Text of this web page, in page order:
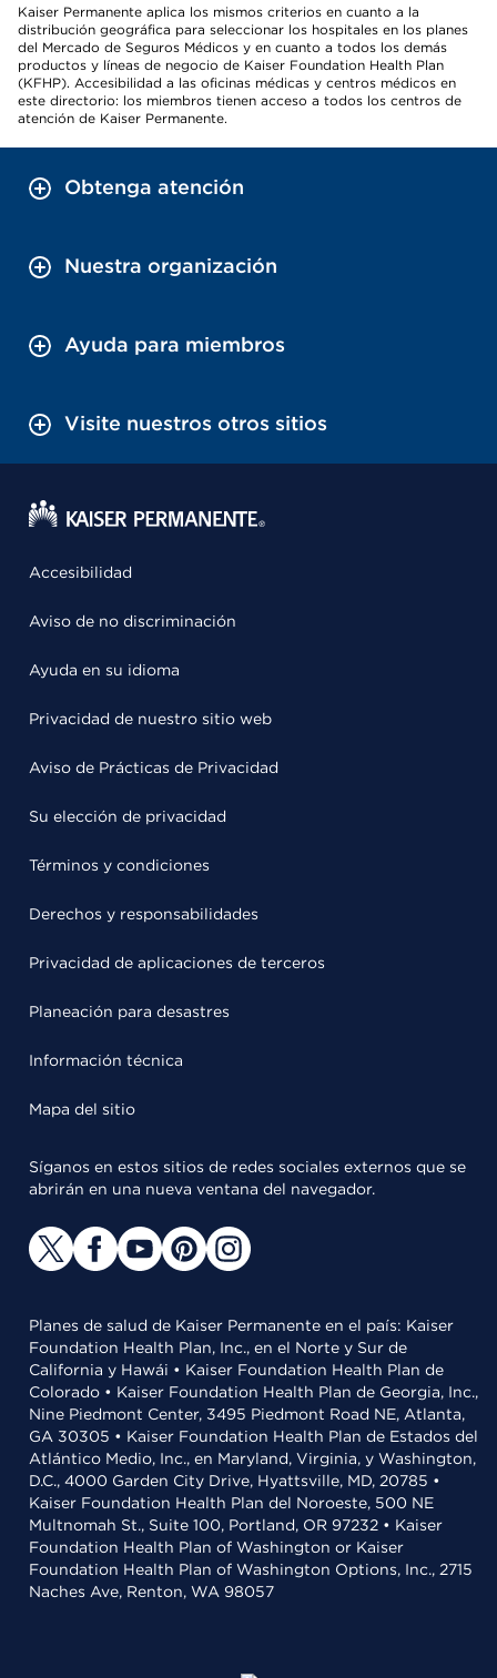
Kaiser Permanente aplica los mismos criterios en cuanto a la
distribución geográfica para seleccionar los hospitales en los planes
del Mercado de Seguros Médicos y en cuanto a todos los demás
productos y líneas de negocio de Kaiser Foundation Health Plan
(KFHP). Accesibilidad a las oficinas médicas y centros médicos en
este directorio: los miembros tienen acceso a todos los centros de
atención de Kaiser Permanente.
Obtenga atención
Nuestra organización
Ayuda para miembros
Visite nuestros otros sitios
Accesibilidad
Aviso de no discriminación
Ayuda en su idioma
Privacidad de nuestro sitio web
Aviso de Prácticas de Privacidad
Su elección de privacidad
Términos y condiciones
Derechos y responsabilidades
Privacidad de aplicaciones de terceros
Planeación para desastres
Información técnica
Mapa del sitio
Síganos en estos sitios de redes sociales externos que se
abrirán en una nueva ventana del navegador.
Planes de salud de Kaiser Permanente en el país: Kaiser
Foundation Health Plan, Inc., en el Norte y Sur de
California y Hawái • Kaiser Foundation Health Plan de
Colorado • Kaiser Foundation Health Plan de Georgia, Inc.,
Nine Piedmont Center, 3495 Piedmont Road NE, Atlanta,
GA 30305 • Kaiser Foundation Health Plan de Estados del
Atlántico Medio, Inc., en Maryland, Virginia, y Washington,
D.C., 4000 Garden City Drive, Hyattsville, MD, 20785 •
Kaiser Foundation Health Plan del Noroeste, 500 NE
Multnomah St., Suite 100, Portland, OR 97232 • Kaiser
Foundation Health Plan of Washington or Kaiser
Foundation Health Plan of Washington Options, Inc., 2715
Naches Ave, Renton, WA 98057